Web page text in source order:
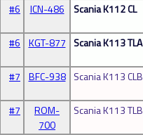
#6 ICN-486 Scania K112 CL
#6 KGT-877 Scania K113 TLA
#7 BFC-938 Scania K113 CLB
#7
ROM-
700
Scania K113 TLB